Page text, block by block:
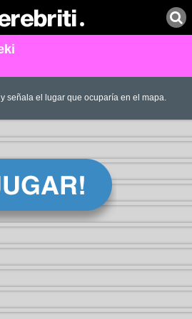
señala el lugar que ocuparía en el mapa.